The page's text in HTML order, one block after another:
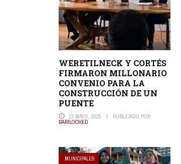
WERETILNECK Y CORTÉS
FIRMARON MILLONARIO
CONVENIO PARA LA
CONSTRUCCIÓN DE UN
PUENTE
13 MAYO, 2025 PUBLICADO POR
BARILOCHED
MUNICIPALES